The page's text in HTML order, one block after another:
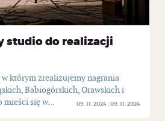
studio do realizacji
09. 11. 2024 09. 11. 2024
którym zrealizujemy nagrania
Babiogórskich, Orawskich i
mieści się w...